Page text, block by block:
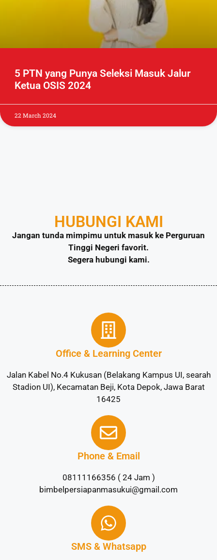
5 PTN yang Punya Seleksi Masuk Jalur
Ketua OSIS 2024
22 March 2024
HUBUNGI KAMI
Jangan tunda mimpimu untuk masuk ke Perguruan
Tinggi Negeri favorit.
Segera hubungi kami.
Office & Learning Center
Jalan Kabel No.4 Kukusan (Belakang Kampus UI, searah
Stadion UI), Kecamatan Beji, Kota Depok, Jawa Barat
16425
Phone & Email
08111166356 ( 24 Jam )
bimbelpersiapanmasukui@gmail.com
SMS & Whatsapp